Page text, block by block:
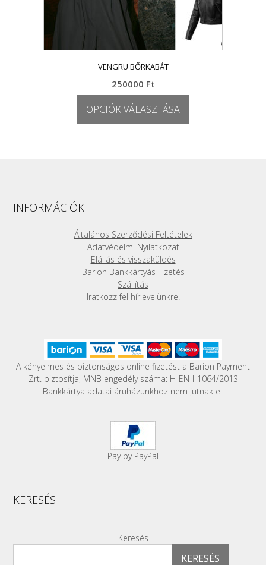
VENGRU BŐRKABÁT
250000 Ft
OPCIÓK VÁLASZTÁSA
a
termékoldalon
választhatók
ki
INFORMÁCIÓK
Általános Szerződési Feltételek
Adatvédelmi Nyilatkozat
Elállás és visszaküldés
Barion Bankkártyás Fizetés
Szállítás
Iratkozz fel hírlevelünkre!
A kényelmes és biztonságos online fizetést a Barion Payment
Zrt. biztosítja, MNB engedély száma: H-EN-I-1064/2013
Bankkártya adatai áruházunkhoz nem jutnak el.
Pay by PayPal
KERESÉS
Keresés
KERESÉS